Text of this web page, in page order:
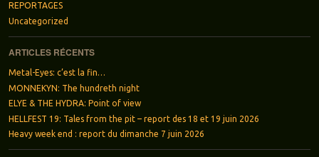
REPORTAGES
Uncategorized
ARTICLES RÉCENTS
Metal-Eyes: c’est la fin…
MONNEKYN: The hundreth night
ELYE & THE HYDRA: Point of view
HELLFEST 19: Tales from the pit – report des 18 et 19 juin 2026
Heavy week end : report du dimanche 7 juin 2026